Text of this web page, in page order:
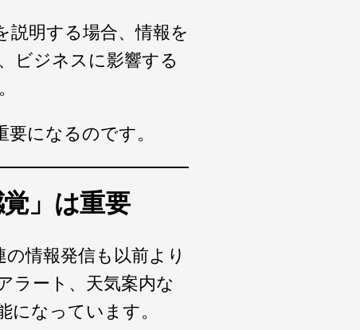
説明する場合、情報を
ビジネスに影響する
になるのです。
」は重要
情報発信も以前より
ラート、天気案内な
になっています。